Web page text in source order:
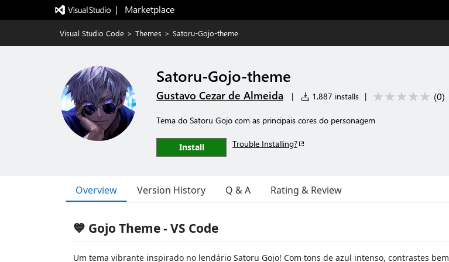
|   Marketplace
Visual Studio Code > Themes > Satoru-Gojo-theme
Satoru-Gojo-theme
Gustavo Cezar de Almeida | 1,887 installs | (0)
Tema do Satoru Gojo com as principais cores do personagem
Install Trouble Installing?
Overview Version History Q & A Rating & Review
💙 Gojo Theme - VS Code
Um tema vibrante inspirado no lendário Satoru Gojo! Com tons de azul intenso, contrastes bem